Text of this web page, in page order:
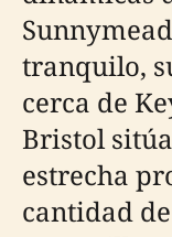
tranquilo,
cerca de
Bristol
estrecha
cantidad